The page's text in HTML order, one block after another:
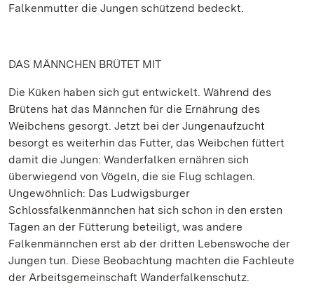
Falkenmutter die Jungen schützend bedeckt.
DAS MÄNNCHEN BRÜTET MIT
Die Küken haben sich gut entwickelt. Während des
Brütens hat das Männchen für die Ernährung des
Weibchens gesorgt. Jetzt bei der Jungenaufzucht
besorgt es weiterhin das Futter, das Weibchen füttert
damit die Jungen: Wanderfalken ernähren sich
überwiegend von Vögeln, die sie Flug schlagen.
Ungewöhnlich: Das Ludwigsburger
Schlossfalkenmännchen hat sich schon in den ersten
Tagen an der Fütterung beteiligt, was andere
Falkenmännchen erst ab der dritten Lebenswoche der
Jungen tun. Diese Beobachtung machten die Fachleute
der Arbeitsgemeinschaft Wanderfalkenschutz.